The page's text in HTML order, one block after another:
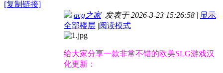
[复制链接]
acg之家发表于 2026-3-23 15:26:58 | 显示
全部楼层 |阅读模式
给大家分享一款非常不错的欧美SLG游戏汉
化更新：